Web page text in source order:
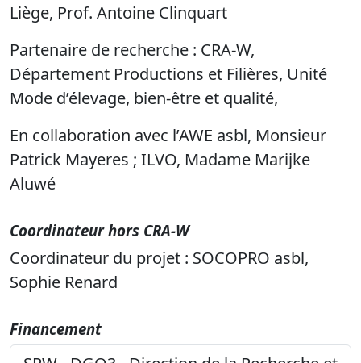
Liège, Prof. Antoine Clinquart
Partenaire de recherche : CRA-W,
Département Productions et Filières, Unité
Mode d’élevage, bien-être et qualité,
En collaboration avec l’AWE asbl, Monsieur
Patrick Mayeres ; ILVO, Madame Marijke
Aluwé
Coordinateur hors CRA-W
Coordinateur du projet : SOCOPRO asbl,
Sophie Renard
Financement